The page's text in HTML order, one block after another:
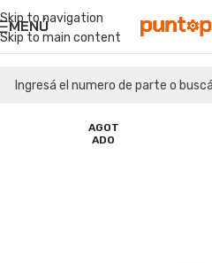
Skip to navigation
Skip to main content
MENÚ
AGOT
ADO